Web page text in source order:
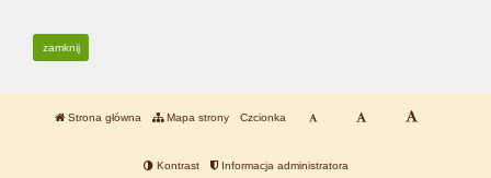
zamknij
Strona główna Mapa strony Czcionka
Kontrast Informacja administratora